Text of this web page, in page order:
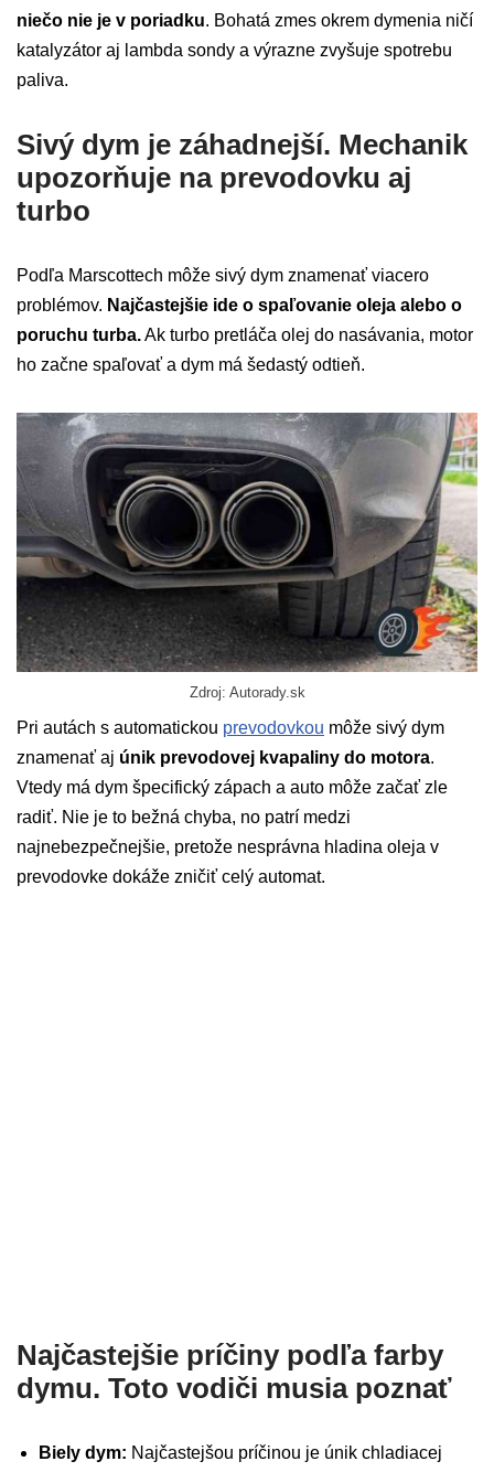
niečo nie je v poriadku. Bohatá zmes okrem dymenia ničí
katalyzátor aj lambda sondy a výrazne zvyšuje spotrebu
paliva.
Sivý dym je záhadnejší. Mechanik
upozorňuje na prevodovku aj
turbo
Podľa Marscottech môže sivý dym znamenať viacero
problémov. Najčastejšie ide o spaľovanie oleja alebo o
poruchu turba.Ak turbo pretláča olej do nasávania, motor
ho začne spaľovať a dym má šedastý odtieň.
Zdroj: Autorady.sk
Pri autách s automatickou prevodovkou môže sivý dym
znamenať aj únik prevodovej kvapaliny do motora.
Vtedy má dym špecifický zápach a auto môže začať zle
radiť. Nie je to bežná chyba, no patrí medzi
najnebezpečnejšie, pretože nesprávna hladina oleja v
prevodovke dokáže zničiť celý automat.
Najčastejšie príčiny podľa farby
dymu. Toto vodiči musia poznať
Biely dym: Najčastejšou príčinou je únik chladiacej